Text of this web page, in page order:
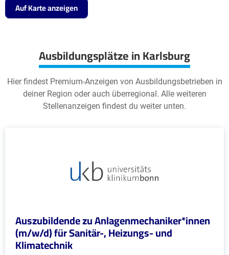
Auf Karte anzeigen
Ausbildungsplätze in Karlsburg
Hier findest Premium-Anzeigen von Ausbildungsbetrieben in
deiner Region oder auch überregional. Alle weiteren
Stellenanzeigen findest du weiter unten.
Auszubildende zu Anlagenmechaniker*innen
(m/w/d) für Sanitär-, Heizungs- und
Klimatechnik